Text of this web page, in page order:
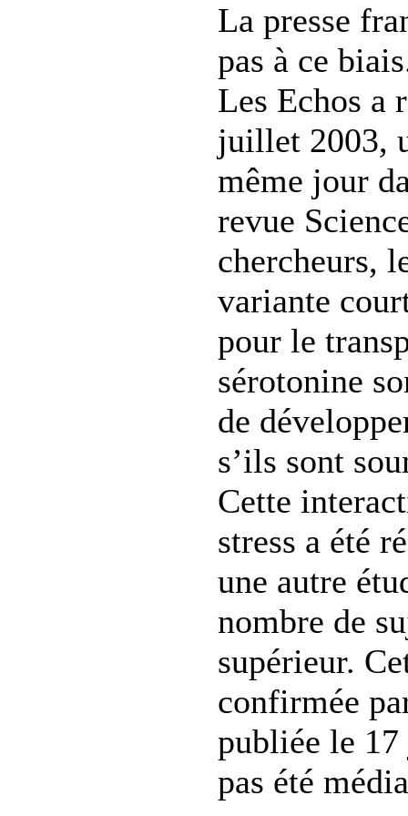
La presse
pas à ce
Les Echos a
juillet 2003,
même jour
revue
chercheurs,
variante
pour le
sérotonine
de
s’ils sont
Cette
stress a été
une autre
nombre de
supérieur.
confirmée
publiée le 17
pas été